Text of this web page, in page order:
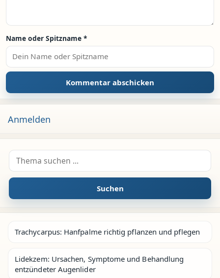
Name oder Spitzname *
Anmelden
Suche nach:
Suchen
Trachycarpus: Hanfpalme richtig pflanzen und pflegen
Lidekzem: Ursachen, Symptome und Behandlung
entzündeter Augenlider